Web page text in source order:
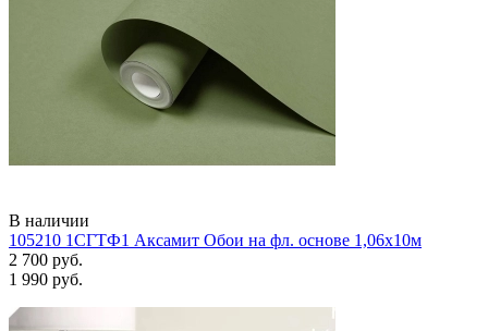
В наличии
105210 1СГТФ1 Аксамит Обои на фл. основе 1,06х10м
2 700 руб.
1 990 руб.